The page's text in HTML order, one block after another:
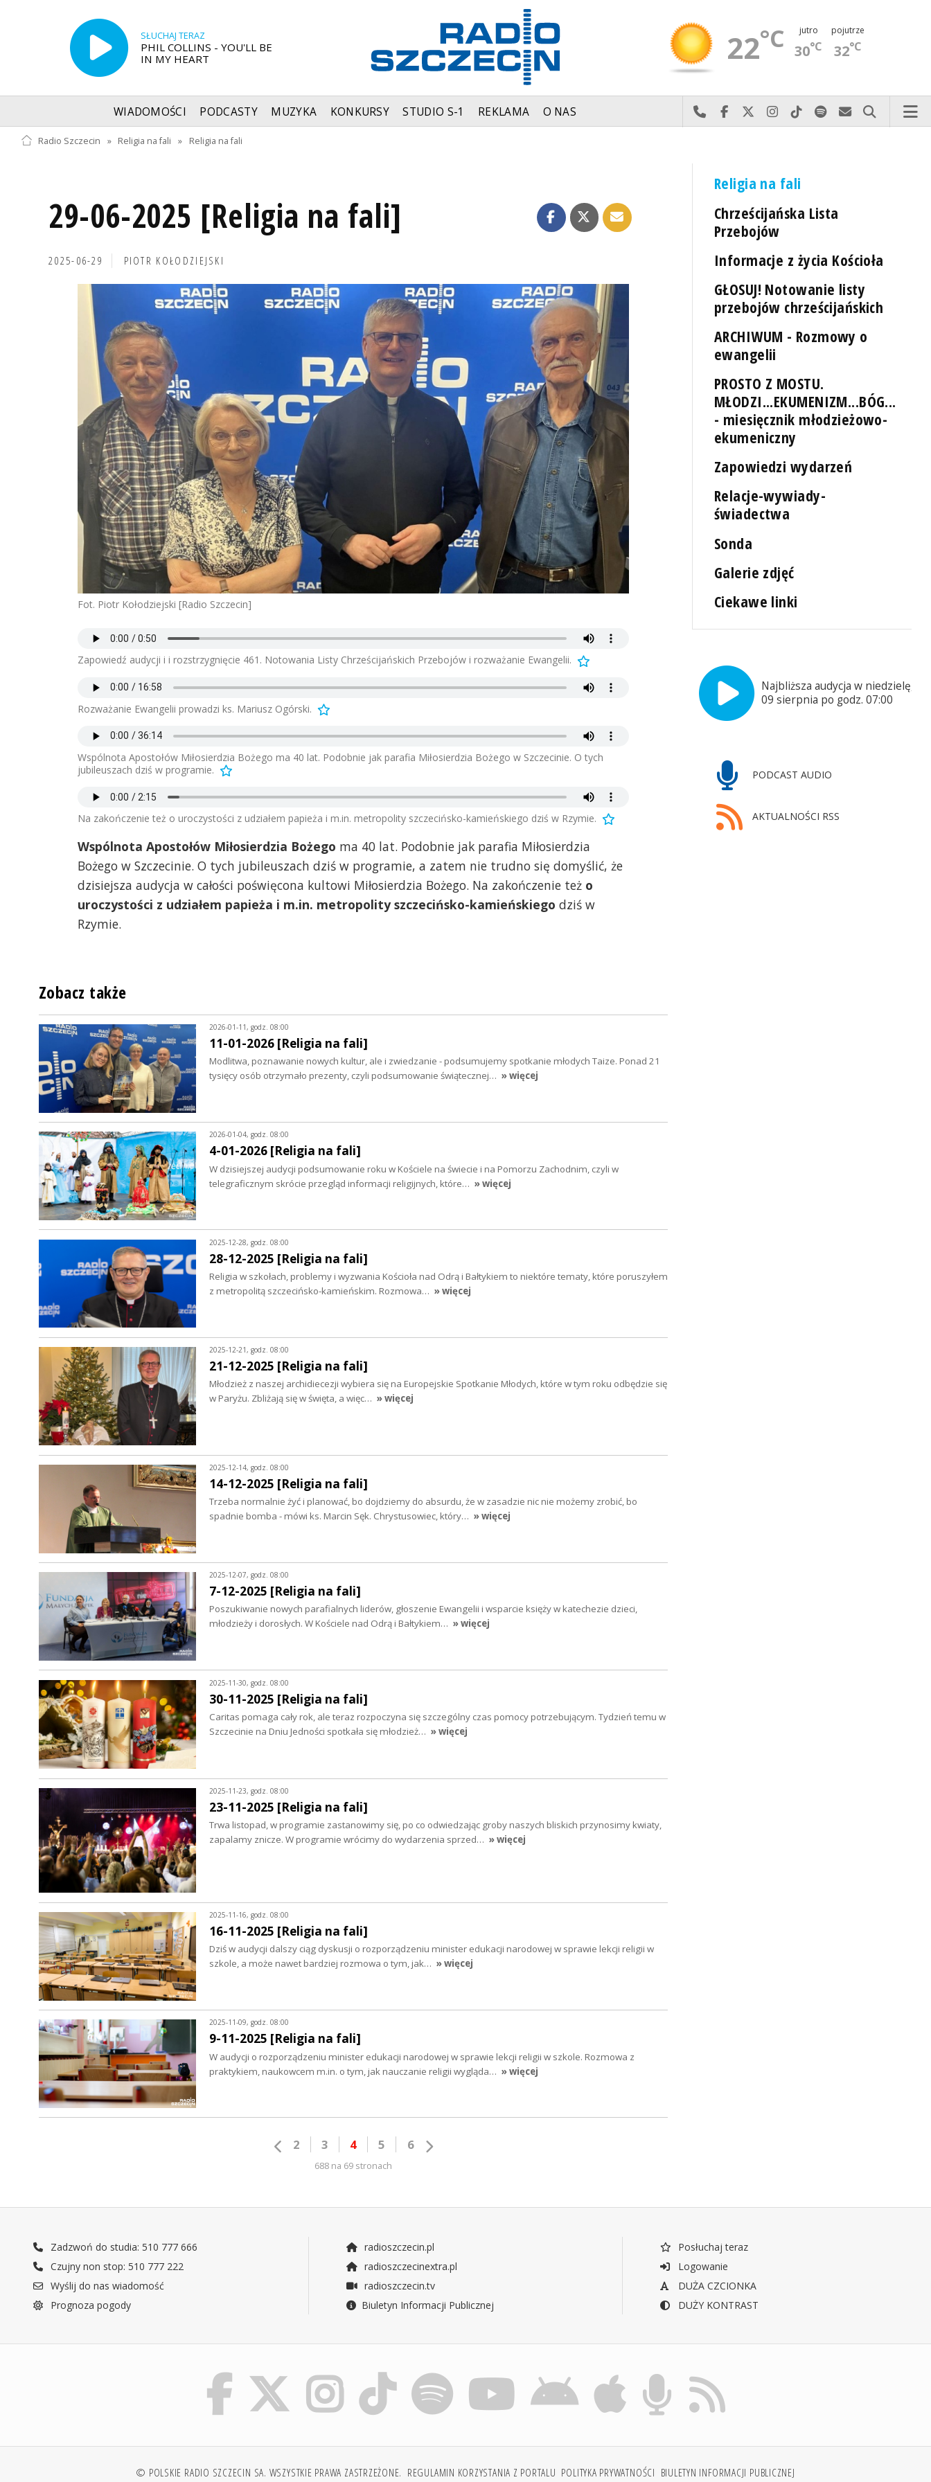
SŁUCHAJ TERAZ
PHIL COLLINS - YOU'LL BE
IN MY HEART
22°C jutro
30°C
pojutrze
32°C
WIADOMOŚCI PODCASTY MUZYKA KONKURSY STUDIO S-1 REKLAMA O NAS Najlepiej po prostu do nas zadzwoń
Odwiedź nas na Facebook-u
Odwiedź nas na X
Odwiedź nas na Instagram-ie
Odwiedź nas na TikTok-u
Szukaj nas na Spotify
Wyślij do nas
Szukaj
Radio Szczecin » Religia na fali » Religia na fali
29-06-2025 [Religia na fali]
2025-06-29 PIOTR KOŁODZIEJSKI
Fot. Piotr Kołodziejski [Radio Szczecin]
Zapowiedź audycji i i rozstrzygnięcie 461. Notowania Listy Chrześcijańskich Przebojów i rozważanie Ewangelii.
Rozważanie Ewangelii prowadzi ks. Mariusz Ogórski.
Wspólnota Apostołów Miłosierdzia Bożego ma 40 lat. Podobnie jak parafia Miłosierdzia Bożego w Szczecinie. O tych
jubileuszach dziś w programie.
Na zakończenie też o uroczystości z udziałem papieża i m.in. metropolity szczecińsko-kamieńskiego dziś w Rzymie.
Wspólnota Apostołów Miłosierdzia Bożego ma 40 lat. Podobnie jak parafia Miłosierdzia
Bożego w Szczecinie. O tych jubileuszach dziś w programie, a zatem nie trudno się domyślić, że
dzisiejsza audycja w całości poświęcona kultowi Miłosierdzia Bożego. Na zakończenie też o
uroczystości z udziałem papieża i m.in. metropolity szczecińsko-kamieńskiego dziś w
Rzymie.
Religia na fali
Chrześcijańska Lista
Przebojów
Informacje z życia Kościoła
GŁOSUJ! Notowanie listy
przebojów chrześcijańskich
ARCHIWUM - Rozmowy o
ewangelii
PROSTO Z MOSTU.
MŁODZI...EKUMENIZM...BÓG...
- miesięcznik młodzieżowo-
ekumeniczny
Zapowiedzi wydarzeń
Relacje-wywiady-
świadectwa
Sonda
Galerie zdjęć
Ciekawe linki
Najbliższa audycja w niedzielę,
09 sierpnia po godz. 07:00
PODCAST AUDIO
AKTUALNOŚCI RSS
Zobacz także
2026-01-11, godz. 08:00
11-01-2026 [Religia na fali]
Modlitwa, poznawanie nowych kultur, ale i zwiedzanie - podsumujemy spotkanie młodych Taize. Ponad 21
tysięcy osób otrzymało prezenty, czyli podsumowanie świątecznej… » więcej
2026-01-04, godz. 08:00
4-01-2026 [Religia na fali]
W dzisiejszej audycji podsumowanie roku w Kościele na świecie i na Pomorzu Zachodnim, czyli w
telegraficznym skrócie przegląd informacji religijnych, które… » więcej
2025-12-28, godz. 08:00
28-12-2025 [Religia na fali]
Religia w szkołach, problemy i wyzwania Kościoła nad Odrą i Bałtykiem to niektóre tematy, które poruszyłem
z metropolitą szczecińsko-kamieńskim. Rozmowa… » więcej
2025-12-21, godz. 08:00
21-12-2025 [Religia na fali]
Młodzież z naszej archidiecezji wybiera się na Europejskie Spotkanie Młodych, które w tym roku odbędzie się
w Paryżu. Zbliżają się w święta, a więc… » więcej
2025-12-14, godz. 08:00
14-12-2025 [Religia na fali]
Trzeba normalnie żyć i planować, bo dojdziemy do absurdu, że w zasadzie nic nie możemy zrobić, bo
spadnie bomba - mówi ks. Marcin Sęk. Chrystusowiec, który… » więcej
2025-12-07, godz. 08:00
7-12-2025 [Religia na fali]
Poszukiwanie nowych parafialnych liderów, głoszenie Ewangelii i wsparcie księży w katechezie dzieci,
młodzieży i dorosłych. W Kościele nad Odrą i Bałtykiem… » więcej
2025-11-30, godz. 08:00
30-11-2025 [Religia na fali]
Caritas pomaga cały rok, ale teraz rozpoczyna się szczególny czas pomocy potrzebującym. Tydzień temu w
Szczecinie na Dniu Jedności spotkała się młodzież… » więcej
2025-11-23, godz. 08:00
23-11-2025 [Religia na fali]
Trwa listopad, w programie zastanowimy się, po co odwiedzając groby naszych bliskich przynosimy kwiaty,
zapalamy znicze. W programie wrócimy do wydarzenia sprzed… » więcej
2025-11-16, godz. 08:00
16-11-2025 [Religia na fali]
Dziś w audycji dalszy ciąg dyskusji o rozporządzeniu minister edukacji narodowej w sprawie lekcji religii w
szkole, a może nawet bardziej rozmowa o tym, jak… » więcej
2025-11-09, godz. 08:00
9-11-2025 [Religia na fali]
W audycji o rozporządzeniu minister edukacji narodowej w sprawie lekcji religii w szkole. Rozmowa z
praktykiem, naukowcem m.in. o tym, jak nauczanie religii wygląda… » więcej
2 3 4 5 6
688 na 69 stronach
Zadzwoń do studia: 510 777 666
Czujny non stop: 510 777 222
Wyślij do nas wiadomość
Prognoza pogody
radioszczecin.pl
radioszczecinextra.pl
radioszczecin.tv
Biuletyn Informacji Publicznej
Posłuchaj teraz
Logowanie
DUŻA CZCIONKA
DUŻY KONTRAST
© POLSKIE RADIO SZCZECIN SA. WSZYSTKIE PRAWA ZASTRZEŻONE. REGULAMIN KORZYSTANIA Z PORTALU POLITYKA PRYWATNOŚCI BIULETYN INFORMACJI PUBLICZNEJ